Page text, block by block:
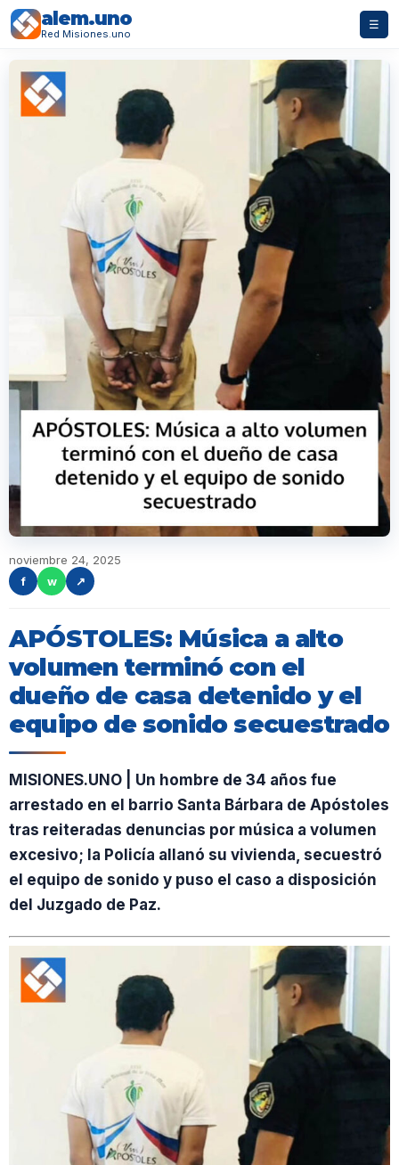
alem.uno
Red Misiones.uno
☰
noviembre 24, 2025
f
w ↗
APÓSTOLES: Música a alto
volumen terminó con el
dueño de casa detenido y el
equipo de sonido secuestrado
MISIONES.UNO | Un hombre de 34 años fue
arrestado en el barrio Santa Bárbara de Apóstoles
tras reiteradas denuncias por música a volumen
excesivo; la Policía allanó su vivienda, secuestró
el equipo de sonido y puso el caso a disposición
del Juzgado de Paz.